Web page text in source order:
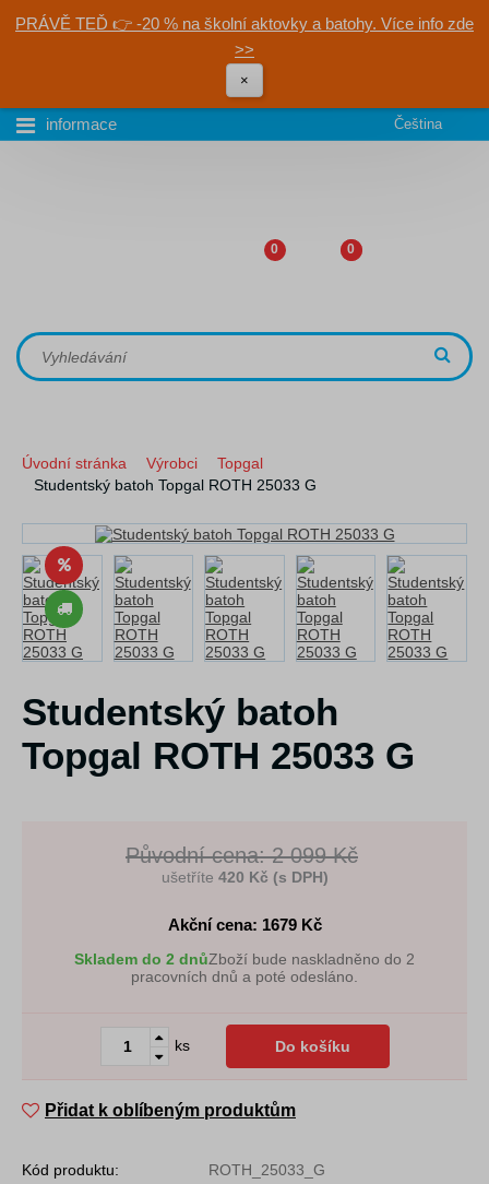
PRÁVĚ TEĎ 👉 -20 % na školní aktovky a batohy. Více info zde
>>
×
informace Čeština
0 0
Úvodní stránka Výrobci
Topgal
Studentský batoh Topgal ROTH 25033 G
Studentský batoh
Topgal ROTH 25033 G
Původní cena: 2 099 Kč
ušetříte 420 Kč (s DPH)
Akční cena: 1679Kč
Skladem do 2 dnůZboží bude naskladněno do 2
pracovních dnů a poté odesláno.
ks Do košíku
Přidat k oblíbeným produktům
Kód produktu:
ROTH_25033_G